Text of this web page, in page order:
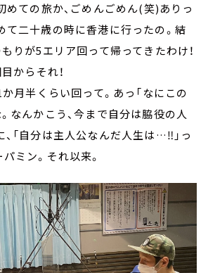
めての旅か、ごめんごめん(笑)ありっ
て二十歳の時に香港に行ったの。結
りが5エリア回って帰ってきたわけ！
からそれ！
か月半くらい回って。あっ「なにこの
なんかこう、今まで自分は脇役の人
「自分は主人公なんだ人生は…‼」っ
ミン。それ以来。